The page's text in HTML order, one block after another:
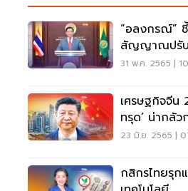
“อลงกรณ์”
สัญญาณปรับ
ผลดีส่งออกไ
31 พ.ค. 2565 |
เศรษฐกิจจีน
ทรุด’ น่ากลัว
23 มิ.ย. 2565 |
กสิกรไทยรุก